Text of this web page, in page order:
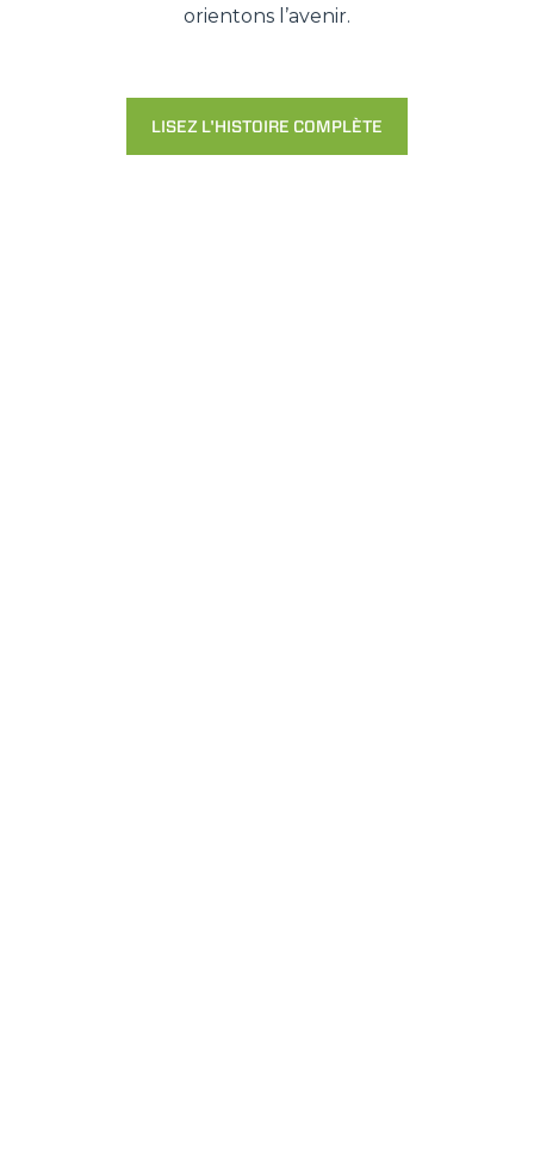
orientons l’avenir.
LISEZ L'HISTOIRE COMPLÈTE